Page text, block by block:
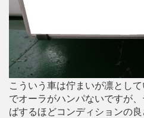
こういう車は佇まいが凛とし
でオーラがハンパないですが
ばするほどコンディションの良